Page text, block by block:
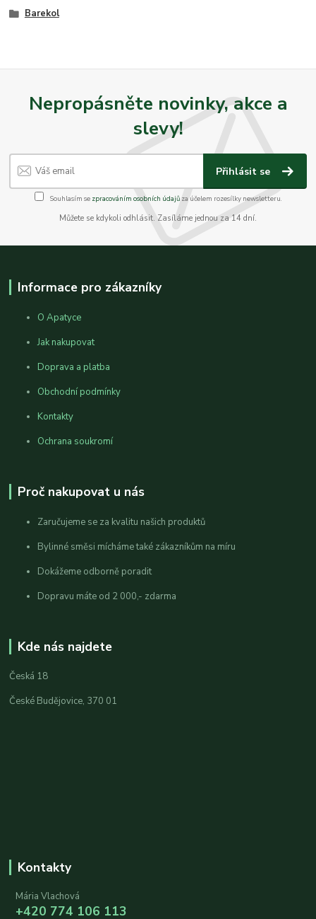
Barekol
Nepropásněte novinky, akce a
slevy!
Přihlásit se
Souhlasím se zpracováním osobních údajůza účelem rozesílky newsletteru.
Můžete se kdykoli odhlásit. Zasíláme jednou za 14 dní.
Informace pro zákazníky
O Apatyce
Jak nakupovat
Doprava a platba
Obchodní podmínky
Kontakty
Ochrana soukromí
Proč nakupovat u nás
Zaručujeme se za kvalitu našich produktů
Bylinné směsi mícháme také zákazníkům na míru
Dokážeme odborně poradit
Dopravu máte od 2 000,- zdarma
Kde nás najdete
Česká 18
České Budějovice, 370 01
Kontakty
Mária Vlachová
+420 774 106 113